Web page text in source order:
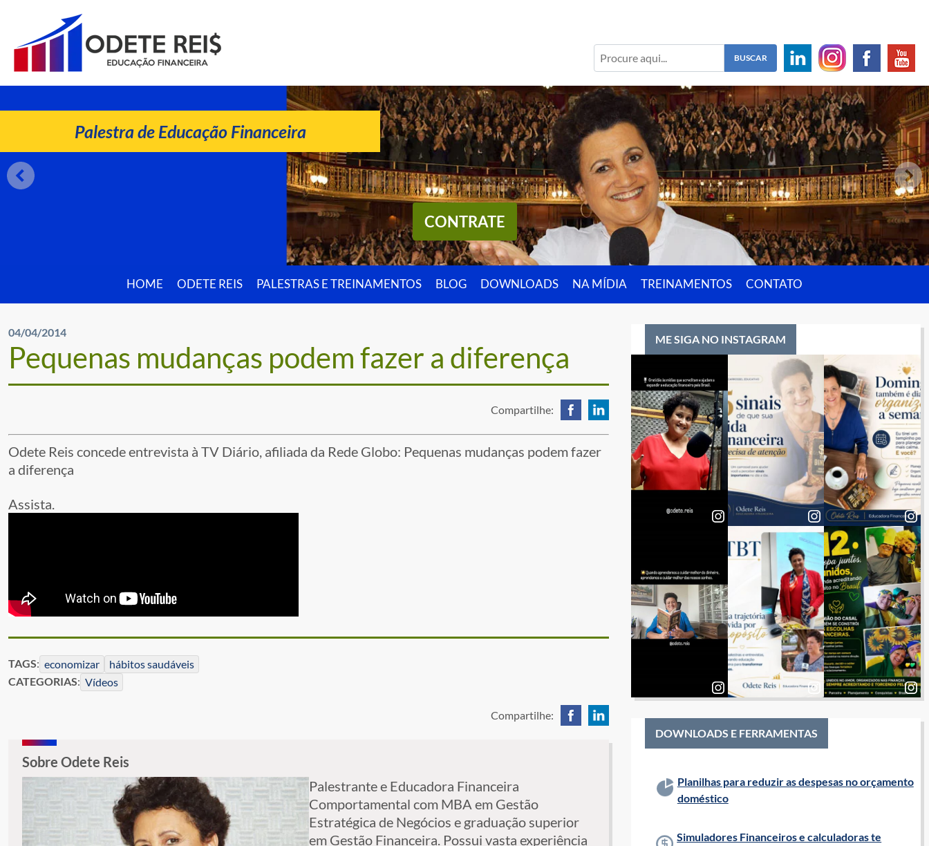
ODETE REIS
Palestrante de Educação Financeira
Palestra de Educação Financeira
CONTRATE
HOME ODETE REIS PALESTRAS E TREINAMENTOS BLOG DOWNLOADS NA MÍDIA TREINAMENTOS CONTATO
04/04/2014
Pequenas mudanças podem fazer a diferença
Compartilhe:
Odete Reis concede entrevista à TV Diário, afiliada da Rede Globo: Pequenas mudanças podem fazer
a diferença
Assista.
TAGS: economizar
hábitos saudáveis
CATEGORIAS: Vídeos
Compartilhe:
Sobre Odete Reis
Palestrante e Educadora Financeira
Comportamental com MBA em Gestão
Estratégica de Negócios e graduação superior
em Gestão Financeira. Possui vasta experiência
ME SIGA NO INSTAGRAM
DOWNLOADS E FERRAMENTAS
Planilhas para reduzir as despesas no orçamento
doméstico
Simuladores Financeiros e calculadoras te